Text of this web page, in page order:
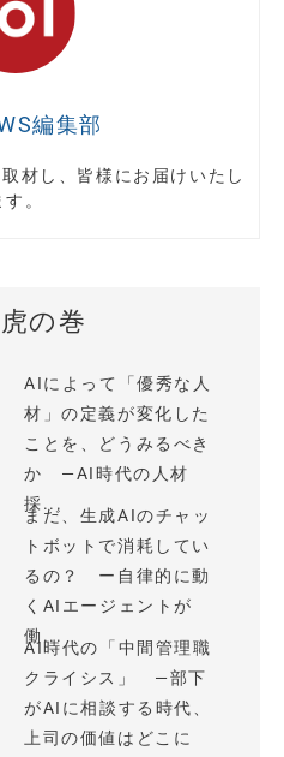
編集部
材し、皆様にお届けいたし
す。
の巻
AIによって「優秀な人
材」の定義が変化した
ことを、どうみるべき
か —AI時代の人材
採...
まだ、生成AIのチャッ
トボットで消耗してい
るの？ ー自律的に動
くAIエージェントが
働...
AI時代の「中間管理職
クライシス」 —部下
がAIに相談する時代、
上司の価値はどこに